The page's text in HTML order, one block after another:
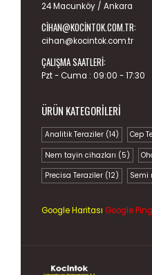
24 Macunköy / Ankara
CIHAN@KOCINTOK.COM.TR:
cihan@kocintok.com.tr
ÇALIŞMA SAATLERI:
Pzt - Cuma : 09:00 - 17:30
ÜRÜN KATEGORILERI
Analitik Teraziler(14) Cep
Nem tayin cihazları (5)
Precisa Teraziler(12) Semi
Google Haritası Google Ping